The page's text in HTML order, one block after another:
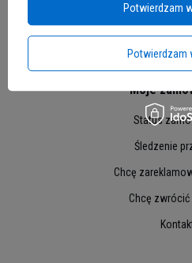
Moje
Status
Śledzenie
Chcę
Chcę zwrócić
Potwierdzam
Potwierdzam